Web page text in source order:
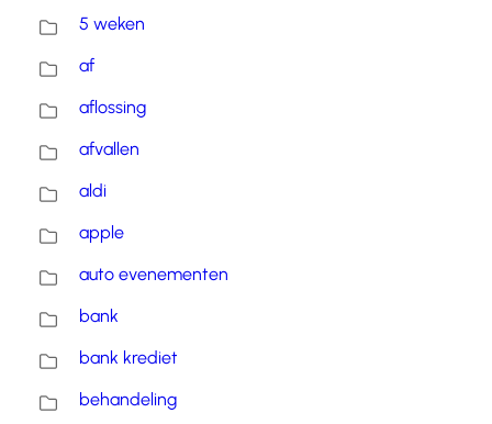
5 weken
af
aflossing
afvallen
aldi
apple
auto evenementen
bank
bank krediet
behandeling